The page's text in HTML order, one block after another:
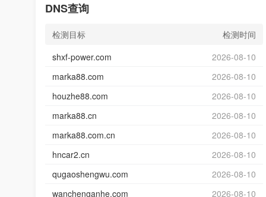
DNS查询
检测目标
检测时间
shxf-power.com
2026-08-10
marka88.com
2026-08-10
houzhe88.com
2026-08-10
marka88.cn
2026-08-10
marka88.com.cn
2026-08-10
hncar2.cn
2026-08-10
qugaoshengwu.com
2026-08-10
wanchenganhe.com
2026-08-10